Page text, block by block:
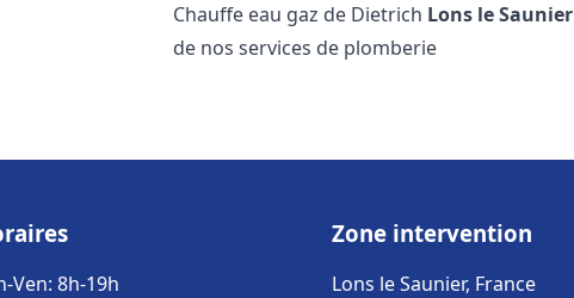
Chauffe eau gaz de Dietrich Lons le Saunier
de nos services de plomberie
Ven: 8h-19h
Zone intervention
Lons le Saunier, France